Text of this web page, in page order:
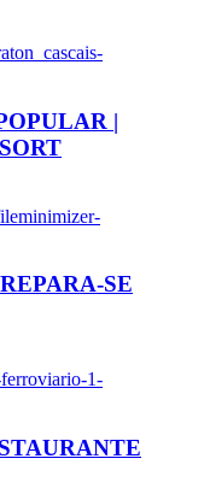
|
SE
ferroviario-1-